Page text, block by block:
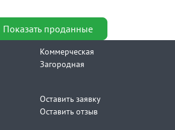
Показать проданные
Коммерческая
Загородная
Оставить заявку
Оставить отзыв